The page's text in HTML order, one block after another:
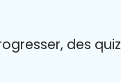
des